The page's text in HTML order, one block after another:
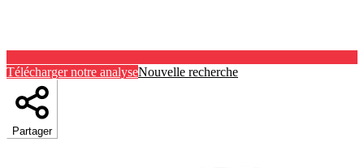
Télécharger notre analyseNouvelle recherche
Partager